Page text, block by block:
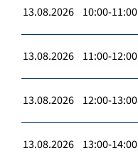
13.08.2026 10:00-11:00
13.08.2026 11:00-12:00
13.08.2026 12:00-13:00
13.08.2026 13:00-14:00